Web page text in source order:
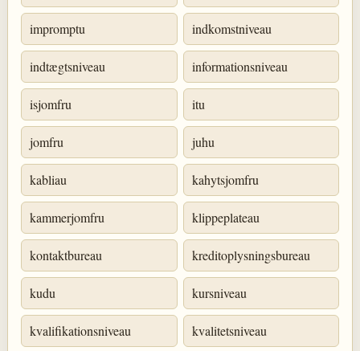
impromptu indkomstniveau
indtægtsniveau informationsniveau
isjomfru itu
jomfru juhu
kabliau kahytsjomfru
kammerjomfru klippeplateau
kontaktbureau kreditoplysningsbureau
kudu kursniveau
kvalifikationsniveau kvalitetsniveau